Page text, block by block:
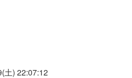
土) 22:07:12